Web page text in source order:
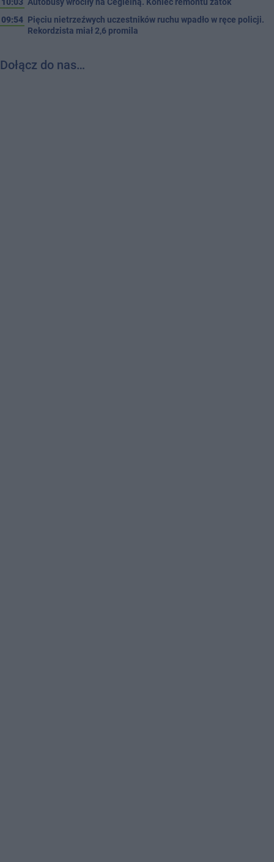
09:54 Pięciu nietrzeźwych uczestników ruchu wpadło w ręce policji.
Rekordzista miał 2,6 promila
Dołącz do nas…